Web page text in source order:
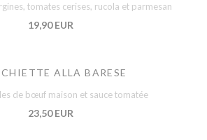
tomates cerises, rucola et parmesan
19,90 EUR
ALLA BARESE
de bœuf maison et sauce tomatée
23,50 EUR